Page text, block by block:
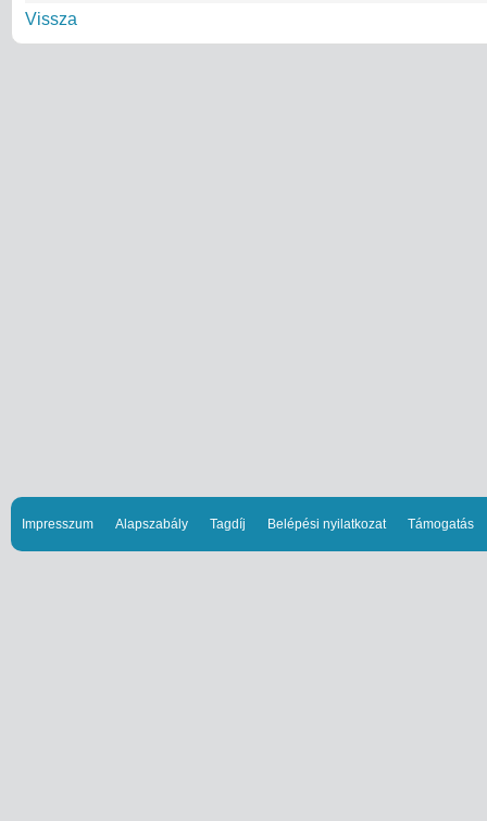
Vissza
Impresszum Alapszabály Tagdíj Belépési nyilatkozat Támogatás